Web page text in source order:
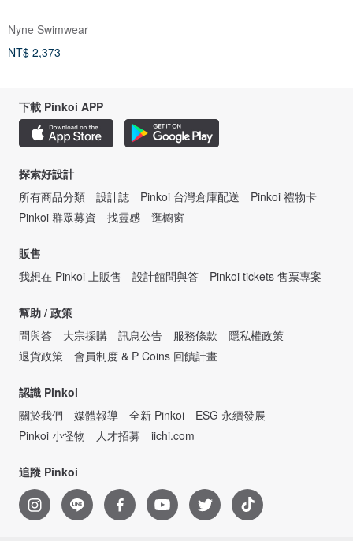
Nyne Swimwear
NT$ 2,373
下載 Pinkoi APP
探索好設計
所有商品分類
設計誌 Pinkoi 台灣倉庫配送
Pinkoi 禮物卡
Pinkoi 群眾募資
找靈感 逛櫥窗
販售
我想在 Pinkoi 上販售
設計館問與答 Pinkoi tickets 售票專案
幫助 / 政策
問與答
大宗採購 訊息公告 服務條款
隱私權政策
退貨政策
會員制度 & P Coins 回饋計畫
認識 Pinkoi
關於我們
媒體報導 全新 Pinkoi
ESG 永續發展
Pinkoi 小怪物
人才招募 iichi.com
追蹤 Pinkoi